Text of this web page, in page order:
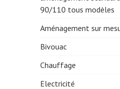
90/110 tous modèles
Aménagement sur
Bivouac
Chauffage
Electricité